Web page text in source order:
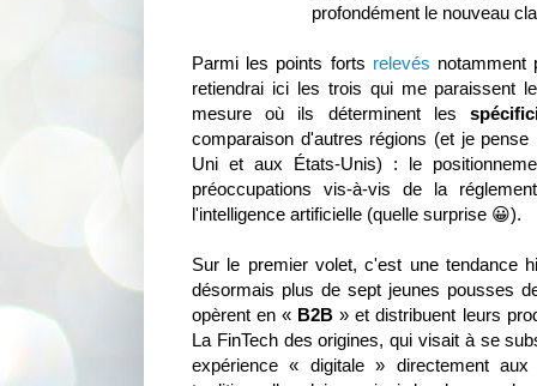
profondément le nouveau
Parmi les points forts relevés notamment
retiendrai ici les trois qui me paraissent
mesure où ils déterminent les
comparaison d'autres régions (et je
Uni et aux États-Unis) : le
préoccupations vis-à-vis de la
l'intelligence artificielle (quelle surprise 😀).
Sur le premier volet, c'est une tendance
désormais plus de sept jeunes pousses
opèrent en « B2B » et distribuent leurs
La FinTech des origines, qui visait à se
expérience « digitale » directement